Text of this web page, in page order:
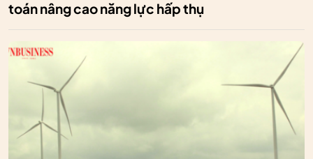
toán nâng cao năng lực hấp thụ